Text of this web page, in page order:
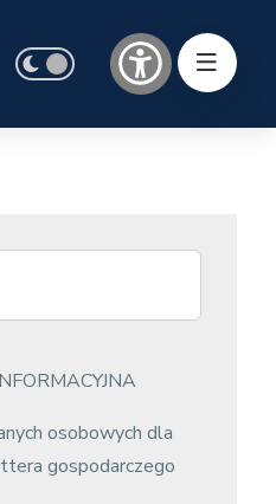
osobowych dla
gospodarczego